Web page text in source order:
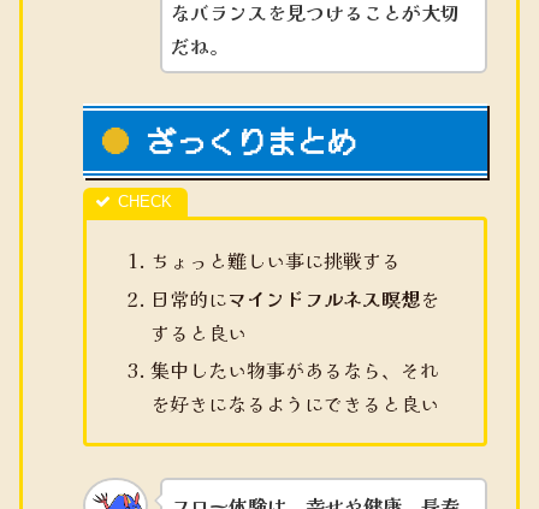
なバランスを見つけることが大切
だね。
ざっくりまとめ
ちょっと難しい事に挑戦する
日常的にマインドフルネス瞑想を
すると良い
集中したい物事があるなら、それ
を好きになるようにできると良い